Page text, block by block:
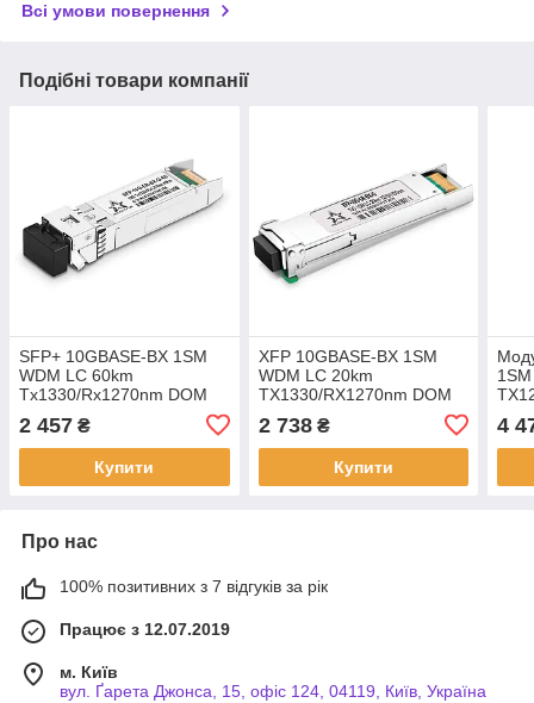
Всі умови повернення
Подібні товари компанії
SFP+ 10GBASE-BX 1SM
WDM LC 60km
Tx1330/Rx1270nm DOM
2 457 ₴
Купити
XFP 10GBASE-BX 1SM
WDM LC 20km
TX1330/RX1270nm DOM
2 738₴
Купити
4
Про нас
100% позитивних з 7 відгуків за рік
Працює з 12.07.2019
м. Київ
вул. Ґарета Джонса, 15, офіс 124, 04119, Київ, Україна